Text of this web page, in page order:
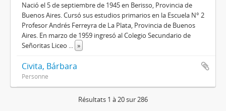
Nació el 5 de septiembre de 1945 en Berisso, Provincia de
Buenos Aires. Cursó sus estudios primarios en la Escuela N° 2
Profesor Andrés Ferreyra de La Plata, Provincia de Buenos
Aires. En marzo de 1959 ingresó al Colegio Secundario de
Señoritas Liceo ... »
Civita, Bárbara
Personne
Résultats 1 à 20 sur 286